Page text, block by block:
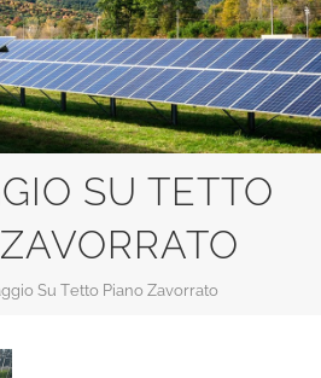
SU TETTO
Su Tetto Piano Zavorrato